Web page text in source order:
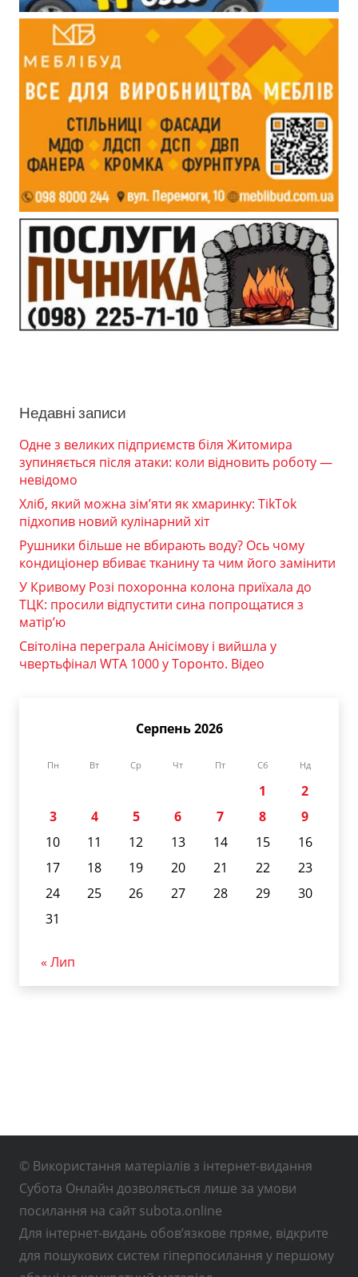
Недавні записи
Одне з великих підприємств біля Житомира
зупиняється після атаки: коли відновить роботу —
невідомо
Хліб, який можна зім’яти як хмаринку: TikTok
підхопив новий кулінарний хіт
Рушники більше не вбирають воду? Ось чому
кондиціонер вбиває тканину та чим його замінити
У Кривому Розі похоронна колона приїхала до
ТЦК: просили відпустити сина попрощатися з
матір’ю
Світоліна переграла Анісімову і вийшла у
чвертьфінал WTA 1000 у Торонто. Відео
Серпень 2026
Пн Вт Ср Чт Пт Сб Нд
1
2
3
4 5 6 7 8
9
10
11 12 13 14 15
16
17
18 19 20 21 22
23
24
25 26 27 28 29
30
31
« Лип
© Використання матеріалів з інтернет-видання
Субота Онлайн дозволяється лише за умови
посилання на сайт subota.online
Для інтернет-видань обов’язкове пряме, відкрите
для пошукових систем гіперпосилання у першому